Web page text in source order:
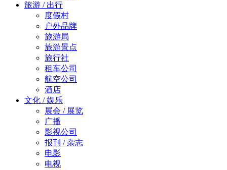
旅游 / 出行
度假村
户外品牌
旅游局
旅游景点
旅行社
租车公司
航空公司
酒店
文化 / 娱乐
展会 / 展览
广播
影视公司
报刊 / 杂志
电影
电视